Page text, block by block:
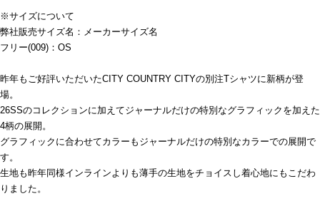
※サイズについて
弊社販売サイズ名：メーカーサイズ名
フリー(009)：OS
昨年もご好評いただいたCITY COUNTRY CITYの別注Tシャツに新柄が登
場。
26SSのコレクションに加えてジャーナルだけの特別なグラフィックを加えた
4柄の展開。
グラフィックに合わせてカラーもジャーナルだけの特別なカラーでの展開で
す。
生地も昨年同様インラインよりも薄手の生地をチョイスし着心地にもこだわ
りました。